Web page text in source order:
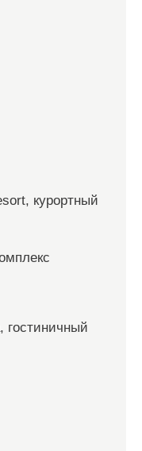
курортный
гостиничный